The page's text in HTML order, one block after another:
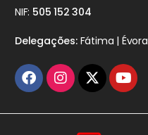
NIF: 505 152 304
Delegações:Fátima | Évora